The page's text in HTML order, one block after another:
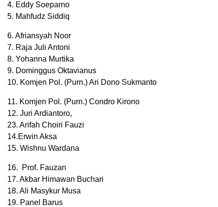
4. Eddy Soeparno
5. Mahfudz Siddiq
6. Afriansyah Noor
7. Raja Juli Antoni
8. Yohanna Murtika
9. Dominggus Oktavianus
10. Komjen Pol. (Purn.) Ari Dono Sukmanto
11. Komjen Pol. (Purn.) Condro Kirono
12. Juri Ardiantoro,
23. Arifah Choiri Fauzi
14.Erwin Aksa
15. Wishnu Wardana
16. Prof. Fauzan
17. Akbar Himawan Buchari
18. Ali Masykur Musa
19. Panel Barus